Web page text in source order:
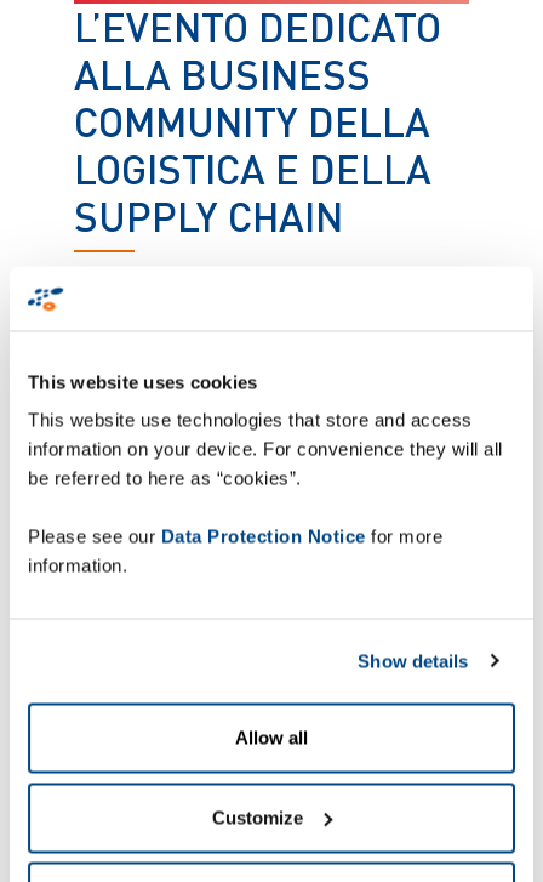
This website uses cookies
This website use technologies that store and access
information on your device. For convenience they will all
be referred to here as “cookies”.
Please see our Data Protection Notice for more
information.
Show details
Allow all
Customize
L’EVENTO DEDICATO
ALLA BUSINESS
COMMUNITY DELLA
LOGISTICA E DELLA
SUPPLY CHAIN
Chain è il qualificato evento b2b, che
logistica industriale, distributiva e
della supply chaina 360°.
consulenti Zetes e Zebra, fissando in
anticipo l’appuntamento: così la tua
trasformazione della logistica e
della supply chain.
mercoledì 2 aprile h 15:30 - 16:00